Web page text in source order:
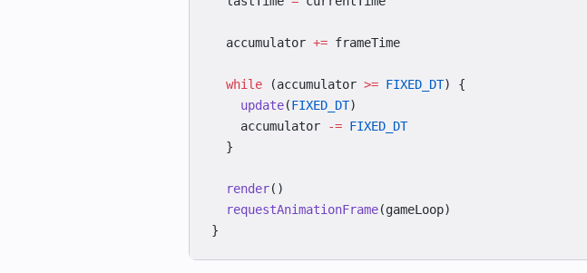
  accumulator
+= frameTime
  while
(accumulator >= FIXED_DT) {
    update
(FIXED_DT)
    accumulator
-= FIXED_DT
  }
  render
()
  requestAnimationFrame
(gameLoop)
}